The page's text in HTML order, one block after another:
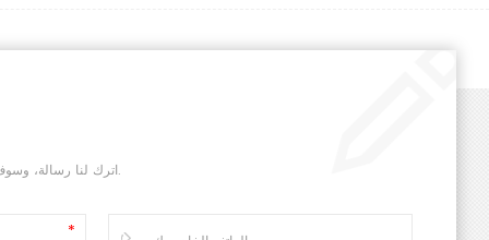
اترك لنا رسالة، وسوف نقوم بالرد عليك في أسرع وقت ممكن.